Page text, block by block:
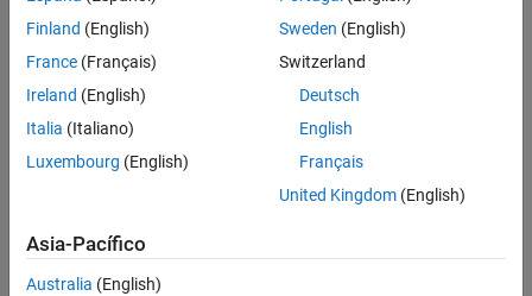
Finland (English)
France (Français)
Ireland (English)
Italia (Italiano)
Luxembourg (English)
Sweden (English)
Switzerland
Deutsch
English
Français
United Kingdom(English)
Asia-Pacífico
Australia (English)